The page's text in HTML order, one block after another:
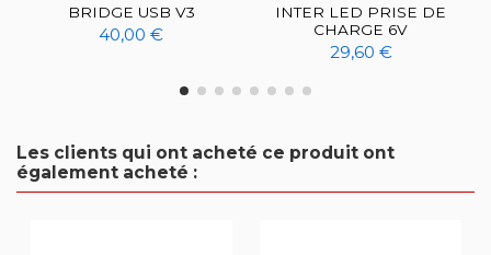
BRIDGE USB V3
40,00 €
INTER LED PRISE DE
CHARGE 6V
29,60 €
Les clients qui ont acheté ce produit ont
également acheté :